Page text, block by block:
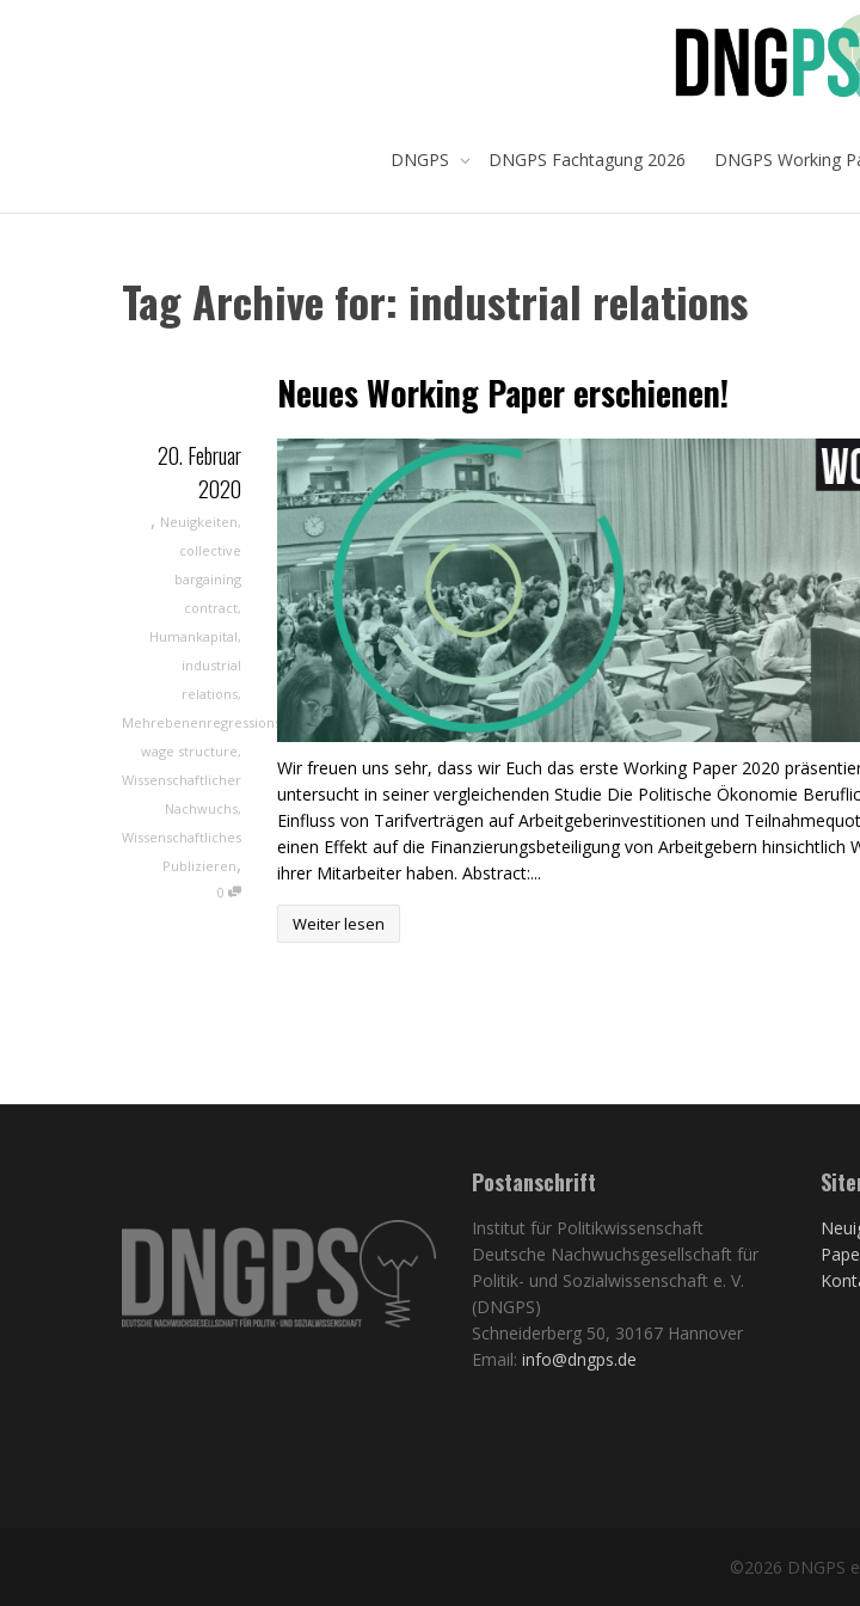
DNGPS DNGPS Fachtagung 2026 DNGPS Working
Tag Archive for: industrial relations
Neues Working Paper erschienen!
20. Februar
2020
, Neuigkeiten,
collective
bargaining
contract,
Humankapital,
industrial
relations,
Mehrebenenregressionsanalyse,
wage structure,
Wissenschaftlicher
Nachwuchs,
Wissenschaftliches
Publizieren,
0
Wir freuen uns sehr, dass wir Euch das erste Working Paper 2020
untersucht in seiner vergleichenden Studie Die Politische Ökonomie
Einfluss von Tarifverträgen auf Arbeitgeberinvestitionen und
einen Effekt auf die Finanzierungsbeteiligung von Arbeitgebern hinsichtlich
ihrer Mitarbeiter haben. Abstract:...
Weiter lesen
Postanschrift
Institut für Politikwissenschaft
Deutsche Nachwuchsgesellschaft für
Politik- und Sozialwissenschaft e. V.
(DNGPS)
Schneiderberg 50, 30167 Hannover
Email: info@dngps.de
©2026 DNGPS